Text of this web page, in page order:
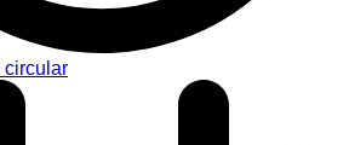
circular